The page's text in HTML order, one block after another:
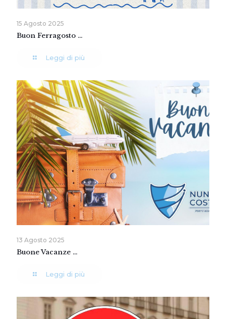
15 Agosto 2025
Buon Ferragosto …
Leggi di più
13 Agosto 2025
Buone Vacanze …
Leggi di più